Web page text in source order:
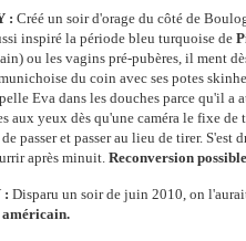
: Créé un soir d'orage du côté de
inspiré la période bleu turquoise de
ou les vagins pré-pubères, il ment
du coin avec ses potes
Eva dans les douches parce qu'il a
aux yeux dès qu'une caméra le fixe
passer et passer au lieu de tirer.
après minuit. Reconversion
: Disparu un soir de juin 2010, on